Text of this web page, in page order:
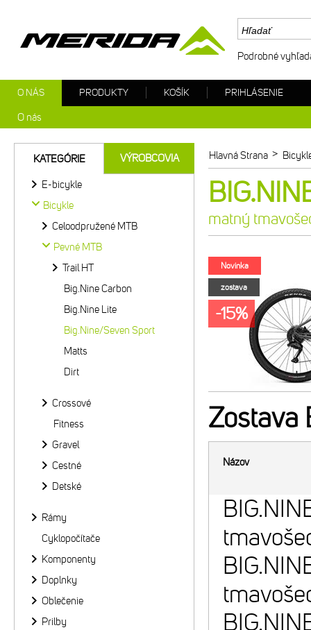
Hlavná Strana >
matný
Novinka
zostava
-15%
Zostava
Názov
KATEGÓRIE VÝROBCOVIA
E-bicykle
Bicykle
Celoodpružené MTB
Pevné MTB
Trail HT
Big.Nine Carbon
Big.Nine Lite
Big.Nine/Seven Sport
Matts
Dirt
Crossové
Fitness
Gravel
Cestné
Detské
Rámy
Cyklopočítače
Komponenty
Doplnky
Oblečenie
Prilby
Podrobné
O NÁS
O nás
PRODUKTY KOŠÍK PRIHLÁSENIE